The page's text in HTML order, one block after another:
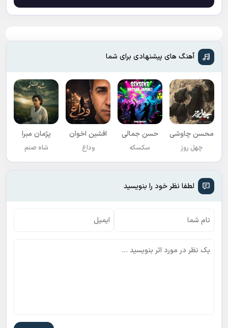
آهنگ های پیشنهادی برای شما
محسن چاوشی
چهل روز
حسن جمالی
سکسکه
افشين اخوان
وداع
پژمان مبرا
شاه صنم
لطفا نظر خود را بنویسید